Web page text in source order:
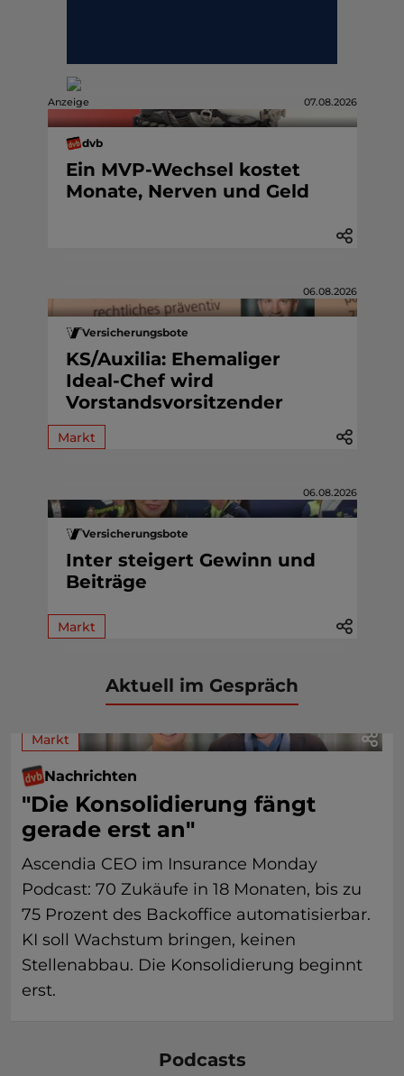
Anzeige 07.08.2026
dvb
Ein MVP-Wechsel kostet
Monate, Nerven und Geld
06.08.2026
Versicherungsbote
KS/Auxilia: Ehemaliger
Ideal-Chef wird
Vorstandsvorsitzender
Markt
06.08.2026
Versicherungsbote
Inter steigert Gewinn und
Beiträge
Markt
Aktuell im Gespräch
Markt
Nachrichten
"Die Konsolidierung fängt
gerade erst an"
Ascendia CEO im Insurance Monday
Podcast: 70 Zukäufe in 18 Monaten, bis zu
75 Prozent des Backoffice automatisierbar.
KI soll Wachstum bringen, keinen
Stellenabbau. Die Konsolidierung beginnt
erst.
Podcasts